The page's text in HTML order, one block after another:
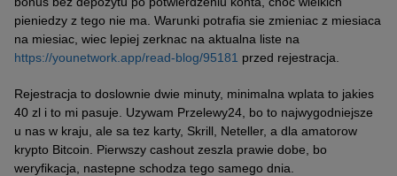
pieniedzy z tego nie ma. Warunki potrafia sie zmieniac z miesiaca
na miesiac, wiec lepiej zerknac na aktualna liste na
https://younetwork.app/read-blog/95181 przed rejestracja.
Rejestracja to doslownie dwie minuty, minimalna wplata to jakies
40 zl i to mi pasuje. Uzywam Przelewy24, bo to najwygodniejsze
u nas w kraju, ale sa tez karty, Skrill, Neteller, a dla amatorow
krypto Bitcoin. Pierwszy cashout zeszla prawie dobe, bo
weryfikacja, nastepne schodza tego samego dnia.